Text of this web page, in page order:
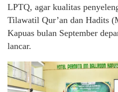
LPTQ, agar kualitas
Tilawatil Qur’an dan Hadits
Kapuas bulan September
lancar.